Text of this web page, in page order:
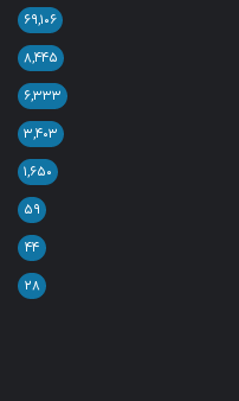
۶۹,۱۰۶
۸,۴۴۵
۶,۳۳۳
۳,۴۰۳
۱,۶۵۰
۵۹
۴۴
۲۸